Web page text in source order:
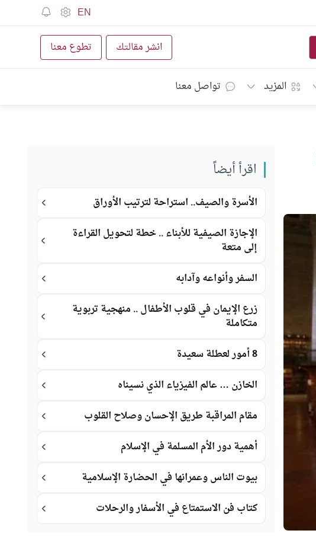
EN
انشر مقالتك تطوع معنا
المزيد تواصل معنا
اقرأ أيضاً
الأسرة والصيف.. استراحة لترتيب الأوراق
الإجازة الصيفية للأبناء .. خطة لتحويل القراءة
إلى متعة
السفر وأنواعه وآدابه
زرع الإيمان في قلوب الأطفال .. منهجية تربوية
متكاملة
8 أمور لعطلة سعيدة
الخازن … عالم الفيزياء الذي نسيناه
مقام المراقبة طريق الإحسان وصلاح القلوب
أهمية دور الأم المسلمة في الإسلام
بيوت الناس وعمرانها في الحضارة الإسلامية
كتاب فن الاستمتاع في الأسفار والرحلات